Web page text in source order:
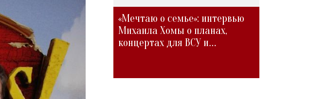
«Мечтаю о семье»: интервью
Михаила Хомы о планах,
концертах для ВСУ и